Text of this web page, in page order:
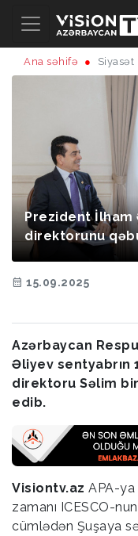
Ana səhifə Siyasət
Prezident İlham
direktorunu
15.09.2025
Azərbaycan
Əliyev sentyabrın
direktoru Səlim
edib.
Visiontv.az APA-
zamanı ICESCO-
cümlədən Şuşaya